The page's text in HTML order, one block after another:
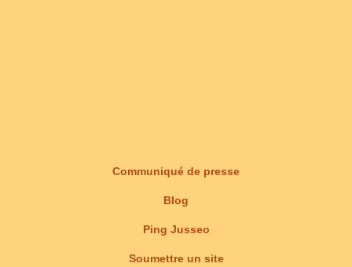
Communiqué de presse
Blog
Ping Jusseo
Soumettre un site